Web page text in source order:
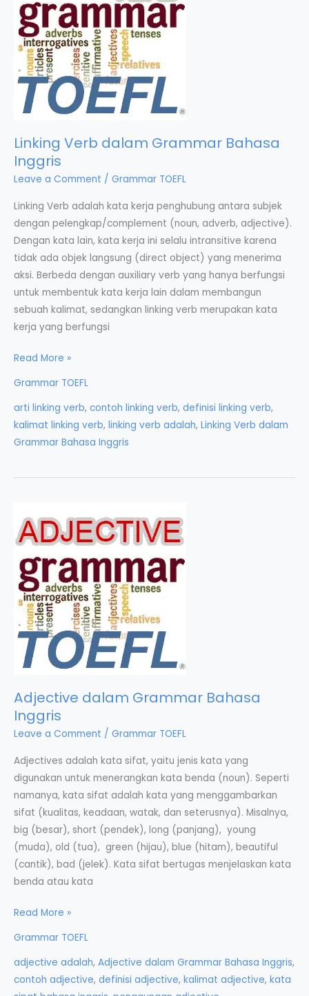
Linking Verb dalam Grammar Bahasa
Inggris
Leave a Comment / Grammar TOEFL
Linking Verb adalah kata kerja penghubung antara subjek
dengan pelengkap/complement (noun, adverb, adjective).
Dengan kata lain, kata kerja ini selalu intransitive karena
tidak ada objek langsung (direct object) yang menerima
aksi. Berbeda dengan auxiliary verb yang hanya berfungsi
untuk membentuk kata kerja lain dalam membangun
sebuah kalimat, sedangkan linking verb merupakan kata
kerja yang berfungsi
Linking
Grammar
Bahasa
Inggris
Read More »
Grammar TOEFL
arti linking verb, contoh linking verb, definisi linking verb,
kalimat linking verb, linking verb adalah, Linking Verb dalam
Grammar Bahasa Inggris
Adjective dalam Grammar Bahasa
Inggris
Leave a Comment / Grammar TOEFL
Adjectives adalah kata sifat, yaitu jenis kata yang
digunakan untuk menerangkan kata benda (noun). Seperti
namanya, kata sifat adalah kata yang menggambarkan
sifat (kualitas, keadaan, watak, dan seterusnya). Misalnya,
big (besar), short (pendek), long (panjang), young
(muda), old (tua), green (hijau), blue (hitam), beautiful
(cantik), bad (jelek). Kata sifat bertugas menjelaskan kata
benda atau kata
Adjective
Bahasa
Inggris
Read More »
Grammar TOEFL
adjective adalah, Adjective dalam Grammar Bahasa Inggris,
contoh adjective, definisi adjective, kalimat adjective, kata